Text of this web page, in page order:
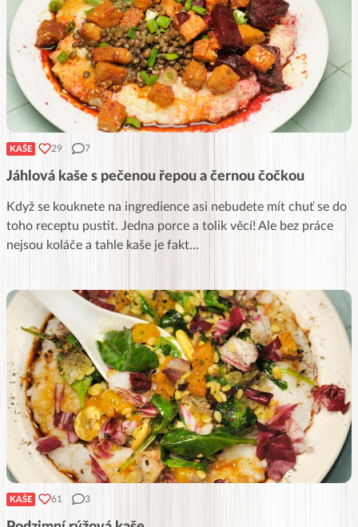
KAŠE 29 7
Jáhlová kaše s pečenou řepou a černou čočkou
Když se kouknete na ingredience asi nebudete mít chuť se do
toho receptu pustit. Jedna porce a tolik věcí! Ale bez práce
nejsou koláče a tahle kaše je fakt...
KAŠE 61 3